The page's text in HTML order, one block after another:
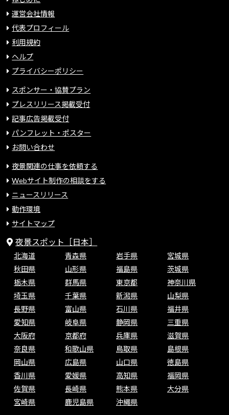
運営会社情報
代表プロフィール
利用規約
ヘルプ
プライバシーポリシー
スポンサー・協賛プラン
プレスリリース掲載受付
記事広告掲載受付
パンフレット・ポスター
お問い合わせ
夜景関連の仕事を依頼する
Webサイト制作の相談をする
ニュースリリース
動作環境
サイトマップ
夜景スポット［日本］
北海道 青森県 岩手県
宮城県
秋田県
山形県 福島県
茨城県
栃木県
群馬県 東京都
神奈川県
埼玉県
千葉県 新潟県
山梨県
長野県
富山県 石川県
福井県
愛知県
岐阜県 静岡県
三重県
大阪府
京都府 兵庫県
滋賀県
奈良県
和歌山県 鳥取県
島根県
岡山県
広島県 山口県
徳島県
香川県
愛媛県 高知県
福岡県
佐賀県
長崎県 熊本県
大分県
宮崎県
鹿児島県 沖縄県